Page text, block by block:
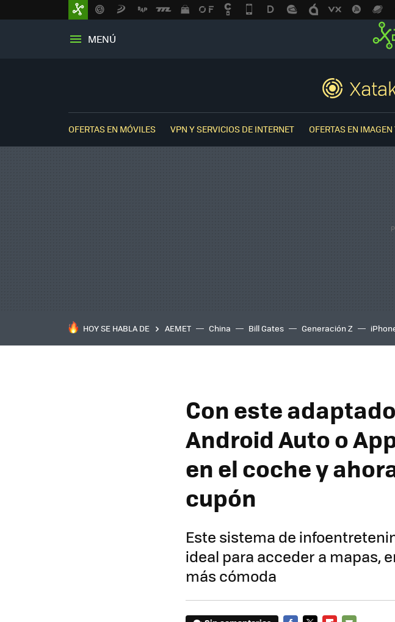
MENÚ
OFERTAS EN MÓVILES VPN Y SERVICIOS DE INTERNET OFERTAS EN
HOY SE HABLA DE AEMET China Bill Gates Generación Z
Con este
Android Auto o
en el coche y
cupón
Este sistema de
ideal para acceder a mapas,
más cómoda